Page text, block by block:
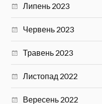
Липень 2023
Червень 2023
Травень 2023
Листопад 2022
Вересень 2022